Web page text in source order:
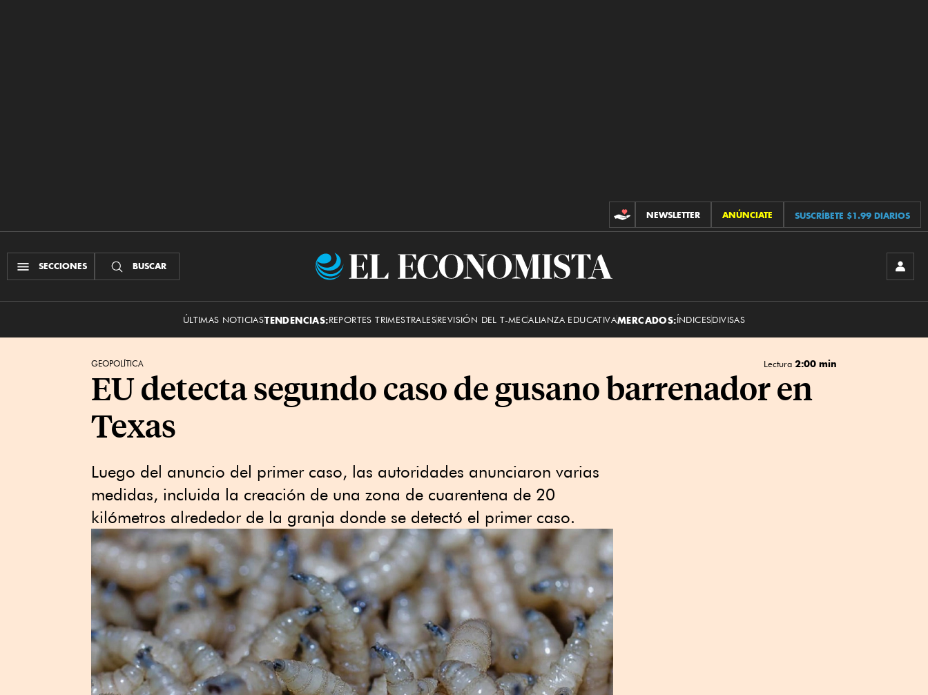
CONTRIBUCIONES
NEWSLETTER ANÚNCIATE SUSCRÍBETE $1.99 DIARIOS
SECCIONES BUSCAR
El
ÚLTIMAS NOTICIASTENDENCIAS:REPORTES TRIMESTRALESREVISIÓN DEL T-MECALIANZA EDUCATIVAMERCADOS:ÍNDICESDIVISAS
GEOPOLÍTICA Lectura 2:00 min
EU detecta segundo caso de gusano barrenador en
Texas
Luego del anuncio del primer caso, las autoridades anunciaron varias
medidas, incluida la creación de una zona de cuarentena de 20
kilómetros alrededor de la granja donde se detectó el primer caso.